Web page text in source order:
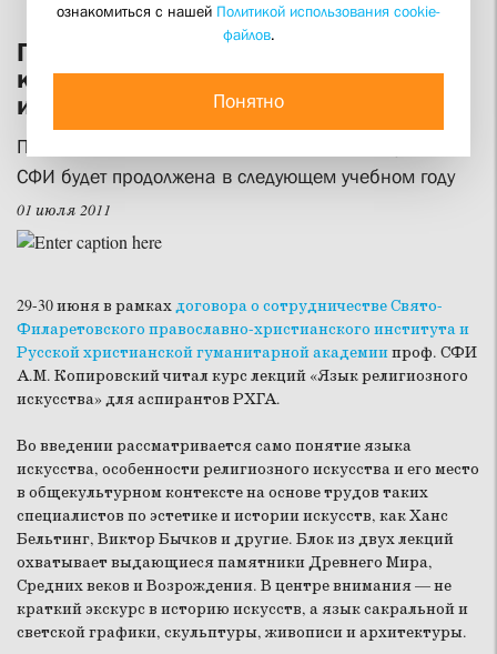
Проф. СФИ А.М. Копировский читал
курс лекций «Язык религиозного
искусства» аспирантам РХГА
Практика «обмена» преподавателями между РХГА и
СФИ будет продолжена в следующем учебном году
01 июля 2011
29-30 июня в рамкахдоговора о сотрудничестве Свято-
Филаретовского православно-христианского института и
Русской христианской гуманитарной академиипроф. СФИ
А.М. Копировский читал курс лекций «Язык религиозного
искусства» для аспирантов РХГА.
Во введении рассматривается само понятие языка
искусства, особенности религиозного искусства и его место
в общекультурном контексте на основе трудов таких
специалистов по эстетике и истории искусств, как Ханс
Бельтинг, Виктор Бычков и другие. Блок из двух лекций
охватывает выдающиеся памятники Древнего Мира,
Средних веков и Возрождения. В центре внимания — не
краткий экскурс в историю искусств, а язык сакральной и
светской графики, скульптуры, живописи и архитектуры.
ознакомиться с нашей Политикой использования cookie-
файлов.
Понятно